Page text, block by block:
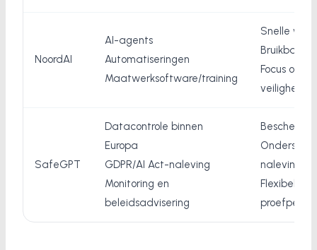
NoordAI
AI-agents
Automatiseringen
Maatwerksoftware/training
Snelle
Bruikbare
Focus op
veiligheid
SafeGPT
Datacontrole binnen
Europa
GDPR/AI Act-naleving
Monitoring en
beleidsadvisering
Beschermt
naleving
Flexibele